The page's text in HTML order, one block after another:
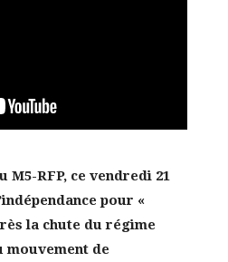
M5-RFP, ce vendredi 21
pour «
la chute du régime
mouvement de